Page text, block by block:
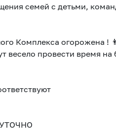
семей с детьми,
Комплекса огорожена !
весело провести время